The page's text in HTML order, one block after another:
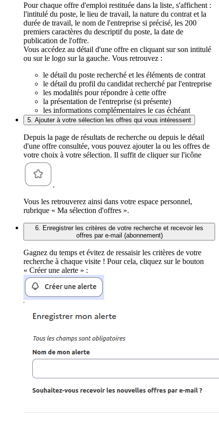
Pour chaque offre d'emploi restituée dans la liste, s'affichent :
l'intitulé du poste, le lieu de travail, la nature du contrat et la
durée de travail, le nom de l'entreprise si précisé, les 200
premiers caractères du descriptif du poste, la date de
publication de l'offre.
Vous accédez au détail d'une offre en cliquant sur son intitulé
ou sur le logo sur la gauche. Vous retrouvez :
le détail du poste recherché et les éléments de contrat
le détail du profil du candidat recherché par l'entreprise
les modalités pour répondre à cette offre
la présentation de l'entreprise (si présente)
les informations complémentaires le cas échéant
5. Ajouter à votre sélection les offres qui vous intéressent
Depuis la page de résultats de recherche ou depuis le détail
d'une offre consultée, vous pouvez ajouter la ou les offres de
votre choix à votre sélection. Il suffit de cliquer sur l'icône
.
Vous les retrouverez ainsi dans votre espace personnel,
rubrique « Ma sélection d'offres ».
6. Enregistrer les critères de votre recherche et recevoir les
offres par e-mail (abonnement)
Gagnez du temps et évitez de ressaisir les critères de votre
recherche à chaque visite ! Pour cela, cliquez sur le bouton
« Créer une alerte » :